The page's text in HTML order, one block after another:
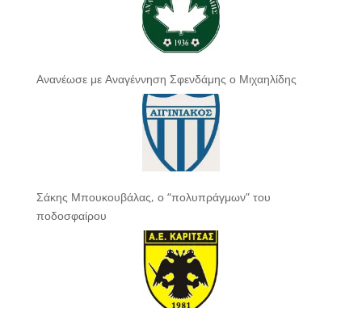
Ανανέωσε με Αναγέννηση Σφενδάμης ο Μιχαηλίδης
Σάκης Μπουκουβάλας, ο “πολυπράγμων” του
ποδοσφαίρου